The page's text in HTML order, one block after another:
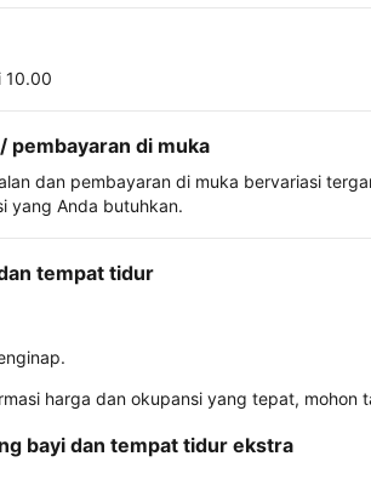
10.00
pembayaran di muka
dan pembayaran di muka bervariasi
yang Anda butuhkan.
tempat tidur
harga dan okupansi yang tepat,
bayi dan tempat tidur ekstra